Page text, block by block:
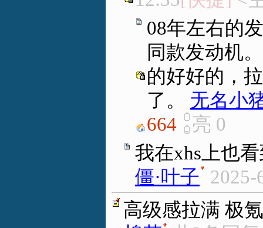
08年左右的
同款发动机
的好好的，
了。
无名小
664
亮 0
我在xhs上也
僵·叶子. 2025-
高级感拉满 极